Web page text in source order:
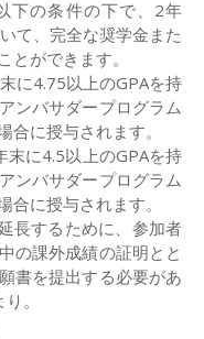
下の条件の下で、2年
て、完全な奨学金また
ができます。
に4.75以上のGPAを持
ンバサダープログラム
に授与されます。
に4.5以上のGPAを持
ンバサダープログラム
に授与されます。
長するために、参加者
の課外成績の証明とと
書を提出する必要があ
。